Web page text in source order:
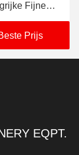
Fijne
van
Fabrikant
Prijs
EQPT.